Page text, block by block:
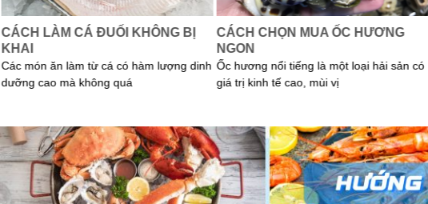
CÁCH LÀM CÁ ĐUỐI KHÔNG BỊ
KHAI
Các món ăn làm từ cá có hàm lượng dinh
dưỡng cao mà không quá
CÁCH CHỌN MUA ỐC HƯƠNG
NGON
Ốc hương nổi tiếng là một loại hải sản có
giá trị kinh tế cao, mùi vị